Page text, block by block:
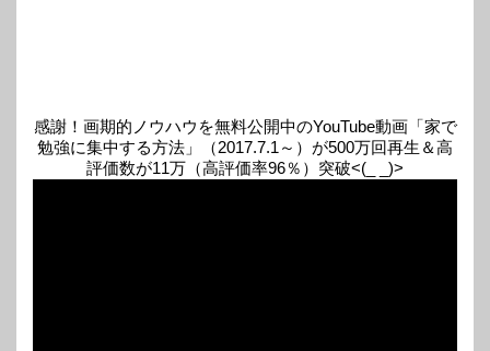
感謝！画期的ノウハウを無料公開中のYouTube動画「家で
勉強に集中する方法」（2017.7.1～）が500万回再生＆高
評価数が11万（高評価率96％）突破<(_ _)>